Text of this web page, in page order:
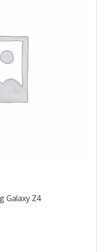
Galaxy Z4